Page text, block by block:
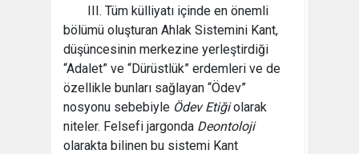
III. Tüm külliyatı içinde en önemli
bölümü oluşturan Ahlak Sistemini Kant,
düşüncesinin merkezine yerleştirdiği
“Adalet” ve “Dürüstlük” erdemleri ve de
özellikle bunları sağlayan “Ödev”
nosyonu sebebiyle Ödev Etiğiolarak
niteler. Felsefi jargonda Deontoloji
olarakta bilinen bu sistemi Kant